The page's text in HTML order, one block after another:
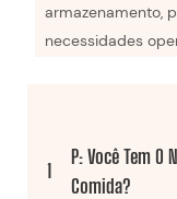
armazenamento,
necessidades
1
P: Você Tem O
Comida?